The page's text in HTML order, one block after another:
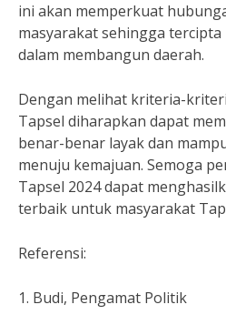
ini akan memperkuat
masyarakat sehingga
dalam membangun daerah.
Dengan melihat kriteria-
Tapsel diharapkan dapat
benar-benar layak dan
menuju kemajuan. Semoga
Tapsel 2024 dapat
terbaik untuk masyarakat
Referensi:
1. Budi, Pengamat Politik